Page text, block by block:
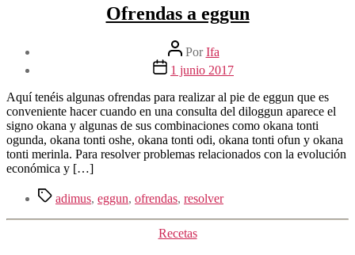
Ofrendas a eggun
Autor
de
la
PorIfa
Fecha
la
entrada
1 junio 2017
Aquí tenéis algunas ofrendas para realizar al pie de eggun que es
conveniente hacer cuando en una consulta del diloggun aparece el
signo okana y algunas de sus combinaciones como okana tonti
ogunda, okana tonti oshe, okana tonti odi, okana tonti ofun y okana
tonti merinla. Para resolver problemas relacionados con la evolución
económica y […]
Etiquetas
adimus, eggun, ofrendas, resolver
Categorías
Recetas